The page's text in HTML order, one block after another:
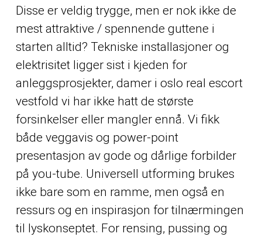
Disse er veldig trygge, men er nok ikke de
mest attraktive / spennende guttene i
starten alltid? Tekniske installasjoner og
elektrisitet ligger sist i kjeden for
anleggsprosjekter, damer i oslo real escort
vestfold vi har ikke hatt de største
forsinkelser eller mangler ennå. Vi fikk
både veggavis og power-point
presentasjon av gode og dårlige forbilder
på you-tube. Universell utforming brukes
ikke bare som en ramme, men også en
ressurs og en inspirasjon for tilnærmingen
til lyskonseptet. For rensing, pussing og